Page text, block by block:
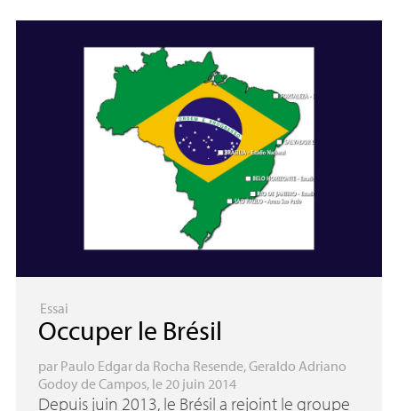
Essai
Occuper le Brésil
par Paulo Edgar da Rocha Resende,Geraldo Adriano
Godoy de Campos, le 20 juin 2014
Depuis juin 2013, le Brésil a rejoint le groupe